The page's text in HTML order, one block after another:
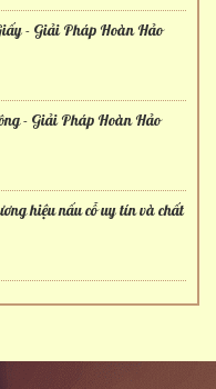
- Giải Pháp Hoàn Hảo
- Giải Pháp Hoàn Hảo
hiệu nấu cỗ uy tín và chất